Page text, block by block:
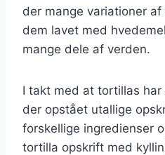
der mange variationer
dem lavet med
mange dele af verden.
I takt med at tortillas
der opstået utallige
forskellige ingredienser
tortilla opskrift med